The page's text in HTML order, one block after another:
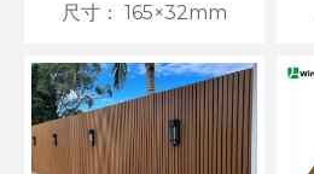
木塑地板如何助力打造绿色家居
尺寸： 165×32mm